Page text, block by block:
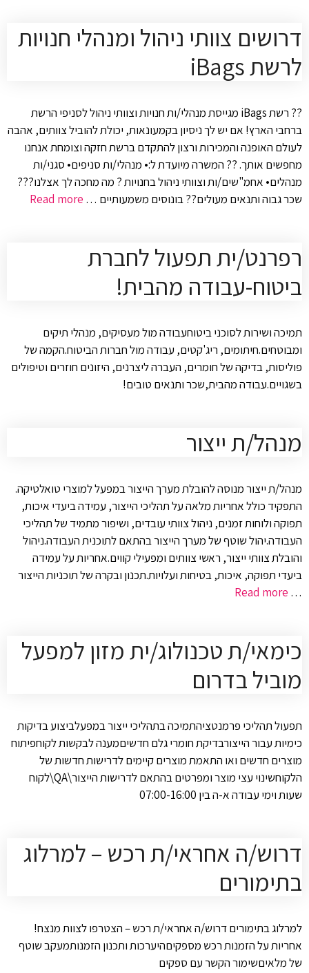
דרושים צוותי ניהול ומנהלי חנויות
לרשת iBags
?? רשת iBags מגייסת מנהלי/ות חנויות וצוותי ניהול לסניפי הרשת
ברחבי הארץ! אם יש לך ניסיון בקמעונאות, יכולת להוביל צוותים, אהבה
לעולם האופנה והמכירות ורצון להתקדם ברשת חזקה וצומחת אנחנו
מחפשים אותך. ?? המשרה מיועדת ל:• מנהלי/ות סניפים• סגני/ות
מנהלים• אחמ"שים/ות וצוותי ניהול בחנויות ? מה מחכה לך אצלנו???
שכר גבוה ותנאים מעולים?? בונוסים משמעותיים … Read more
רפרנט/ית תפעול לחברת
ביטוח-עבודה מהבית!
תמיכה ושירות לסוכני ביטוחעבודה מול מעסיקים, מנהלי תיקים
ומבוטחים.חיתומים, ריג'קטים, עבודה מול חברות הביטוח.הקמה של
פוליסות, בדיקה של חומרים, העברה ליצרנים, היזונים חוזרים וטיפולים
בשגויים.עבודה מהבית,שכר ותנאים טובים!
מנהל/ת ייצור
מנהל/ת ייצור מנוסה להובלת מערך הייצור במפעל למוצרי טואלטיקה.
התפקיד כולל אחריות מלאה על תהליכי הייצור, עמידה ביעדי איכות,
תפוקה ולוחות זמנים, ניהול צוותי עובדים, ושיפור מתמיד של תהליכי
העבודה.יהול שוטף של מערך הייצור בהתאם לתוכנית העבודה.ניהול
והובלת צוותי ייצור, ראשי צוותים ומפעילי קווים.אחריות על עמידה
ביעדי תפוקה, איכות, בטיחות ועלויות.תכנון ובקרה של תוכניות הייצור
…
Read more
כימאי/ת טכנולוג/ית מזון למפעל
מוביל בדרום
תפעול תהליכי פרמנטציהתמיכה בתהליכי ייצור במפעלביצוע בדיקות
כימיות עבור הייצורבדיקת חומרי גלם חדשיםמענה לבקשות לקוחפיתוח
מוצרים חדשים ואו התאמת מוצרים קיימים לדרישות חדשות של
הלקוחשינוי עצי מוצר ומפרטים בהתאם לדרישות הייצור\QA\לקוח
שעות וימי עבודה א-ה בין 07:00-16:00
דרוש/ה אחראי/ת רכש – למרלוג
בתימורים
למרלוג בתימורים דרוש/ה אחראי/ת רכש – הצטרפו לצוות מנצח!
אחריות על הזמנות רכש מספקיםהיערכות ותכנון הזמנותמעקב שוטף
של מלאיםשימור הקשר עם ספקים